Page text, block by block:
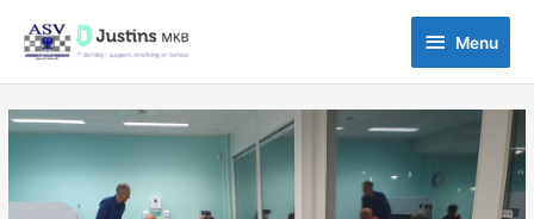
naar
inhoud
Menu
Menu
Bericht